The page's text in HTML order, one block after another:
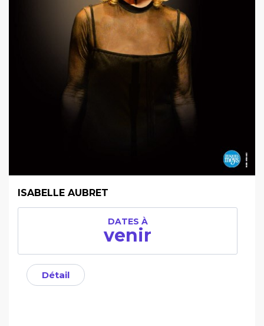
ISABELLE AUBRET
DATES À
venir
Détail